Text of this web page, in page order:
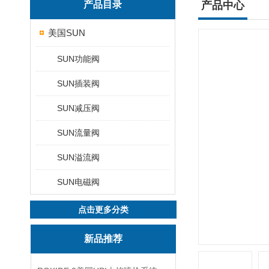
产品目录
美国SUN
SUN功能阀
SUN插装阀
SUN减压阀
SUN流量阀
SUN溢流阀
SUN电磁阀
点击更多分类
新品推荐
产品中心